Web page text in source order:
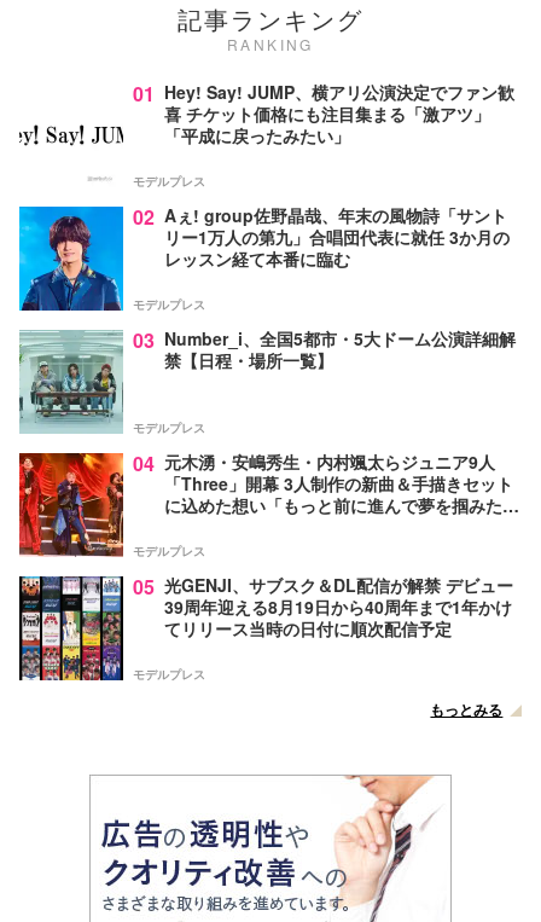
記事ランキング
RANKING
01 Hey! Say! JUMP、横アリ公演決定でファン歓
喜 チケット価格にも注目集まる「激アツ」
「平成に戻ったみたい」
モデルプレス
02 Aぇ! group佐野晶哉、年末の風物詩「サント
リー1万人の第九」合唱団代表に就任 3か月の
レッスン経て本番に臨む
モデルプレス
03 Number_i、全国5都市・5大ドーム公演詳細解
禁【日程・場所一覧】
モデルプレス
04 元木湧・安嶋秀生・内村颯太らジュニア9人
「Three」開幕 3人制作の新曲＆手描きセット
に込めた想い「もっと前に進んで夢を掴みた
モデルプレス
05 光GENJI、サブスク＆DL配信が解禁 デビュー
39周年迎える8月19日から40周年まで1年かけ
てリリース当時の日付に順次配信予定
モデルプレス
もっとみる